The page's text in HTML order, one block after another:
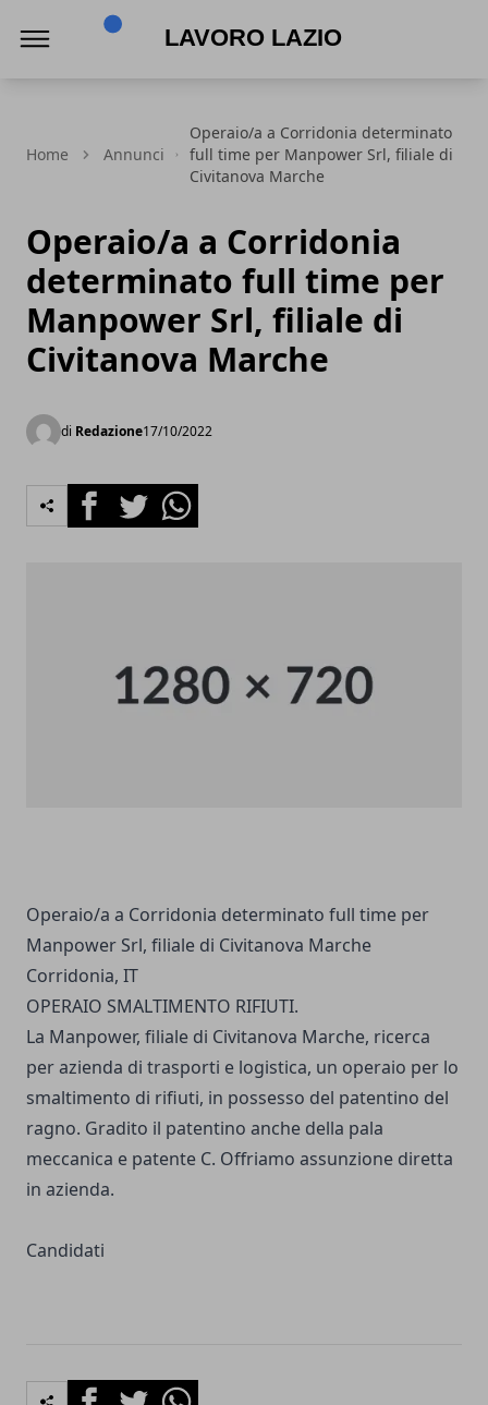
Home Annunci
Operaio/a a Corridonia determinato
full time per Manpower Srl, filiale di
Civitanova Marche
Operaio/a a Corridonia
determinato full time per
Manpower Srl, filiale di
Civitanova Marche
di Redazione17/10/2022
FacebookTwitterWhatsapp
Operaio/a a Corridonia determinato full time per
Manpower Srl, filiale di Civitanova Marche
Corridonia, IT
OPERAIO SMALTIMENTO RIFIUTI.
La Manpower, filiale di Civitanova Marche, ricerca
per azienda di trasporti e logistica, un operaio per lo
smaltimento di rifiuti, in possesso del patentino del
ragno. Gradito il patentino anche della pala
meccanica e patente C. Offriamo assunzione diretta
in azienda.
Candidati
FacebookTwitterWhatsapp